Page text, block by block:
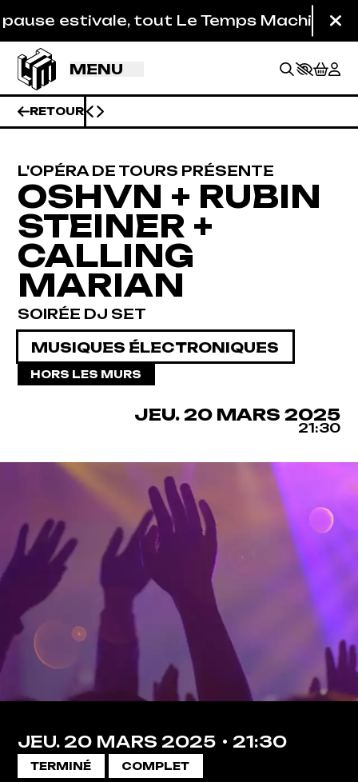
estivale, tout Le Temps Machine est
MENU
RETOUR
L'OPÉRA DE TOURS PRÉSENTE
OSHVN + RUBIN
STEINER +
CALLING
MARIAN
SOIRÉE DJ SET
MUSIQUES ÉLECTRONIQUES
HORS LES MURS
JEUDI
JEU. 20 MARS
MARS 2025
21:30
JEU. 20 MARS 2025 21:30
TERMINÉ COMPLET
BILLETTERIE